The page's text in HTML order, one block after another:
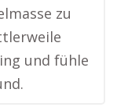
zu
und fühle